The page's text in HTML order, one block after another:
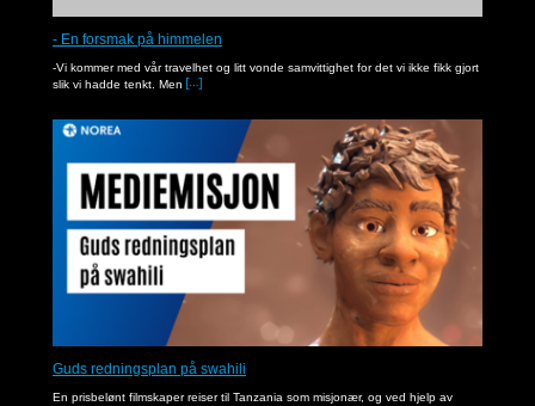
- En forsmak på himmelen
-Vi kommer med vår travelhet og litt vonde samvittighet for det vi ikke fikk gjort
slik vi hadde tenkt. Men
Guds redningsplan på swahili
En prisbelønt filmskaper reiser til Tanzania som misjonær, og ved hjelp av